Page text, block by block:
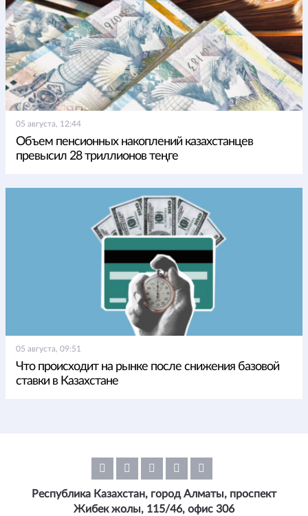
05 августа, 12:44
Объем пенсионных накоплений казахстанцев
превысил 28 триллионов теңге
05 августа, 09:51
Что происходит на рынке после снижения базовой
ставки в Казахстане
Республика Казахстан, город Алматы, проспект
Жибек жолы, 115/46, офис 306